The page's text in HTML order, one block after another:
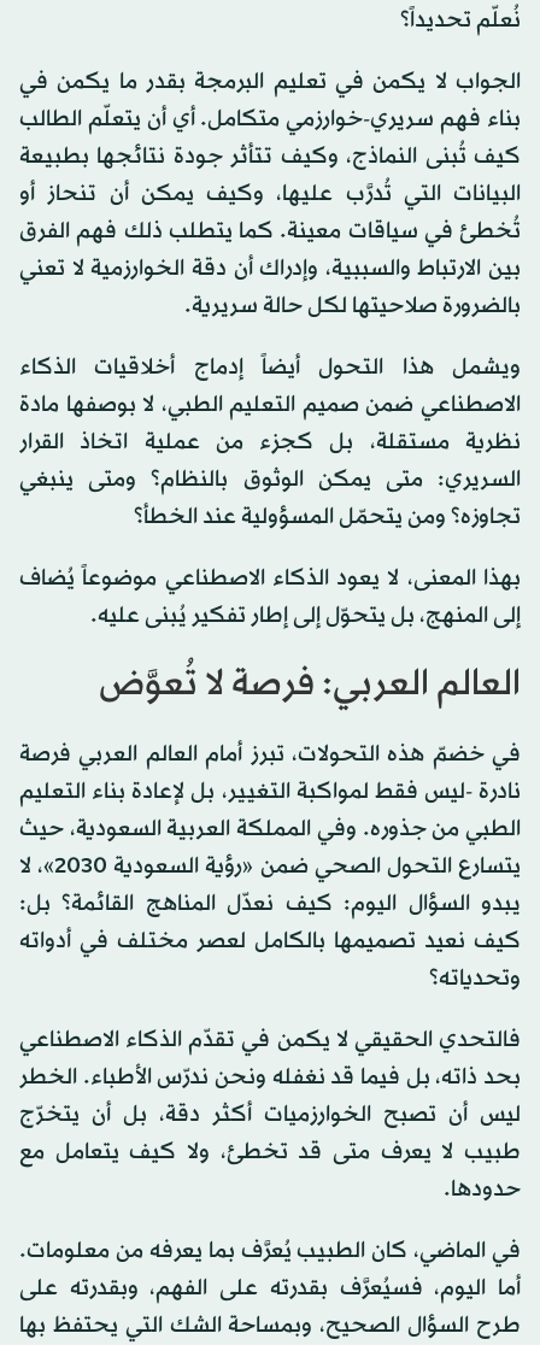
نُعلّم تحديداً؟
الجواب لا يكمن في تعليم البرمجة بقدر ما يكمن في
بناء فهم سريري-خوارزمي متكامل. أي أن يتعلّم الطالب
كيف تُبنى النماذج، وكيف تتأثر جودة نتائجها بطبيعة
البيانات التي تُدرَّب عليها، وكيف يمكن أن تنحاز أو
تُخطئ في سياقات معينة. كما يتطلب ذلك فهم الفرق
بين الارتباط والسببية، وإدراك أن دقة الخوارزمية لا تعني
بالضرورة صلاحيتها لكل حالة سريرية.
ويشمل هذا التحول أيضاً إدماج أخلاقيات الذكاء
الاصطناعي ضمن صميم التعليم الطبي، لا بوصفها مادة
نظرية مستقلة، بل كجزء من عملية اتخاذ القرار
السريري: متى يمكن الوثوق بالنظام؟ ومتى ينبغي
تجاوزه؟ ومن يتحمّل المسؤولية عند الخطأ؟
بهذا المعنى، لا يعود الذكاء الاصطناعي موضوعاً يُضاف
إلى المنهج، بل يتحوّل إلى إطار تفكير يُبنى عليه.
العالم العربي: فرصة لا تُعوَّض
في خضمّ هذه التحولات، تبرز أمام العالم العربي فرصة
نادرة -ليس فقط لمواكبة التغيير، بل لإعادة بناء التعليم
الطبي من جذوره. وفي المملكة العربية السعودية، حيث
يتسارع التحول الصحي ضمن «رؤية السعودية 2030»، لا
يبدو السؤال اليوم: كيف نعدّل المناهج القائمة؟ بل:
كيف نعيد تصميمها بالكامل لعصر مختلف في أدواته
وتحدياته؟
فالتحدي الحقيقي لا يكمن في تقدّم الذكاء الاصطناعي
بحد ذاته، بل فيما قد نغفله ونحن ندرّس الأطباء. الخطر
ليس أن تصبح الخوارزميات أكثر دقة، بل أن يتخرّج
طبيب لا يعرف متى قد تخطئ، ولا كيف يتعامل مع
حدودها.
في الماضي، كان الطبيب يُعرَّف بما يعرفه من معلومات.
أما اليوم، فسيُعرَّف بقدرته على الفهم، وبقدرته على
طرح السؤال الصحيح، وبمساحة الشك التي يحتفظ بها